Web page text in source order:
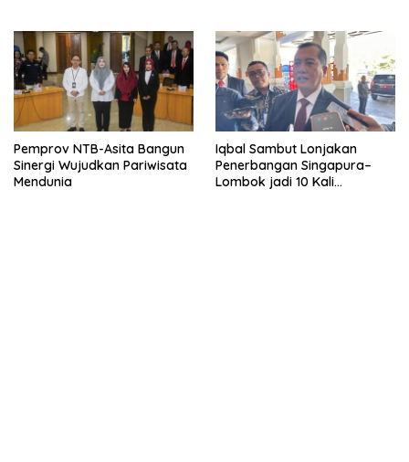
Pemprov NTB-Asita Bangun
Sinergi Wujudkan Pariwisata
Mendunia
Iqbal Sambut Lonjakan
Penerbangan Singapura–
Lombok jadi 10 Kali